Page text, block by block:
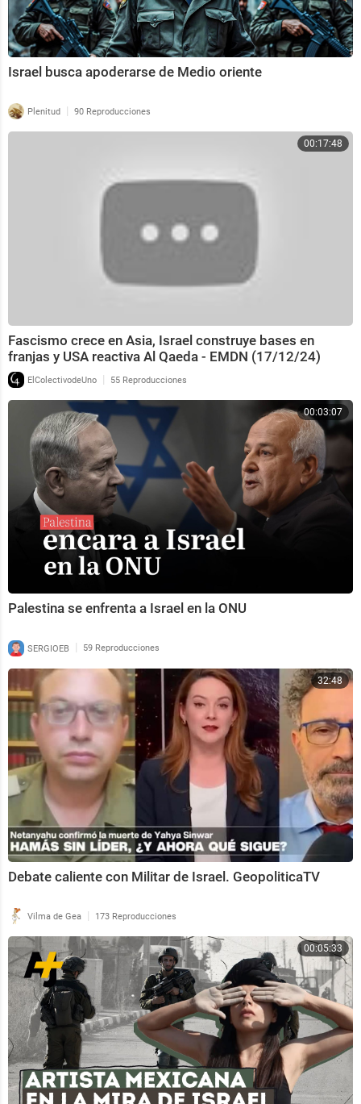
Israel busca apoderarse de Medio oriente
Plenitud | 90 Reproducciones
00:17:48
Fascismo crece en Asia, Israel construye bases en
franjas y USA reactiva Al Qaeda - EMDN (17/12/24)
ElColectivodeUno | 55 Reproducciones
00:03:07
Palestina se enfrenta a Israel en la ONU
SERGIOEB | 59 Reproducciones
32:48
Debate caliente con Militar de Israel. GeopoliticaTV
Vilma de Gea | 173 Reproducciones
00:05:33